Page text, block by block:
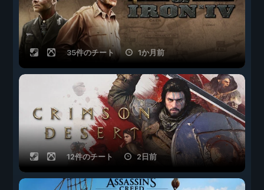
35件のチート 1か月前
12件のチート 2日前